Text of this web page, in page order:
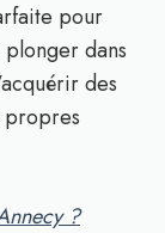
pour
dans
des
propres
?